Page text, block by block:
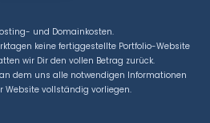
und Domainkosten.
keine fertiggestellte Portfolio-Website
wir Dir den vollen Betrag zurück.
dem uns alle notwendigen Informationen
Website vollständig vorliegen.